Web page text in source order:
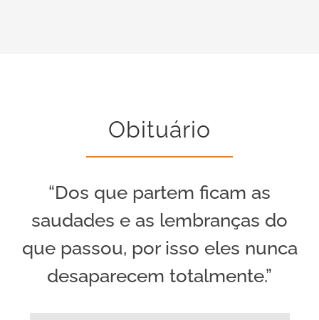
Obituário
“Dos que partem ficam as
saudades e as lembranças do
que passou, por isso eles nunca
desaparecem totalmente.”